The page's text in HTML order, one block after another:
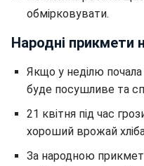
обмірковувати.
Народні прикмети
Якщо у неділю
буде посушливе та
21 квітня під час
хороший врожай
За народною